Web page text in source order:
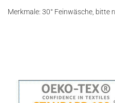
Merkmale: 30° Feinwäsche, bitte